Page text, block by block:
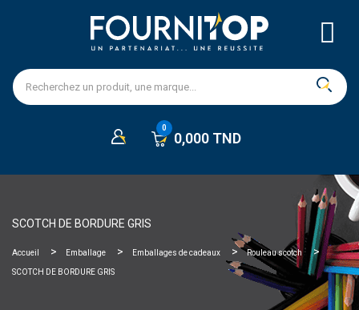
0,000 TND
SCOTCH DE BORDURE GRIS
Accueil Emballage Emballages de cadeaux Rouleau scotch
SCOTCH DE BORDURE GRIS